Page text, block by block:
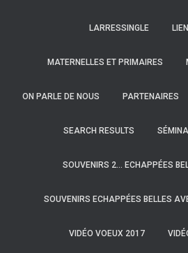
LARRESSINGLE
MATERNELLES ET PRIMAIRES
ON PARLE DE NOUS PARTENAIRES
SEARCH RESULTS
SOUVENIRS 2… ECHAPPÉES
SOUVENIRS ECHAPPÉES BELLES
VIDÉO VOEUX 2017